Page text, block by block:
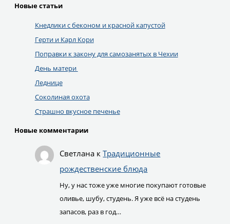
Новые статьи
Кнедлики с беконом и красной капустой
Герти и Карл Кори
Поправки к закону для самозанятых в Чехии
День матери
Леднице
Соколиная охота
Страшно вкусное печенье
Новые комментарии
Светлана кТрадиционные
рождественские блюда
Ну, у нас тоже уже многие покупают готовые
оливье, шубу, студень. Я уже всё на студень
запасов, раз в год…